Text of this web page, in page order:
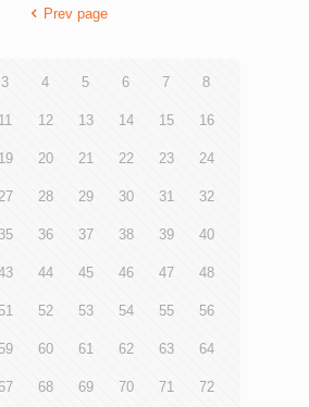
Overcoming the challenges of a six-
[…]
Prev page
3 4 5 6 7 8
11 12 13 14 15 16
19 20 21 22 23 24
28 29 30 31 32
35 36 37 38 39 40
44 45 46 47 48
51 52 53 54 55 56
59 60 61 62 63 64
68 69 70 71 72